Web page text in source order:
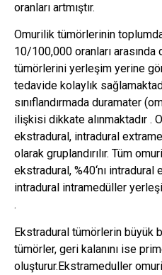
oranları artmıştır.
Omurilik tümörlerinin
10/100,000 oranları
tümörlerini yerleşim yerine
tedavide kolaylık
sınıflandırmada duramater
ilişkisi dikkate alınmaktadır .
ekstradural, intradural
olarak gruplandırılır. Tüm
ekstradural, %40‘nı intradural
intradural intramedüller
.
Ekstradural tümörlerin büyük
tümörler, geri kalanını ise
oluşturur.Ekstrameduller